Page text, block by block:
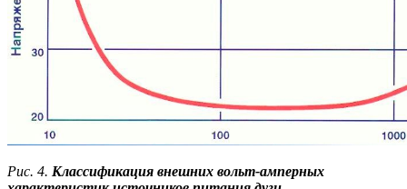
Рис. 4. Классификация внешних вольт-амперных